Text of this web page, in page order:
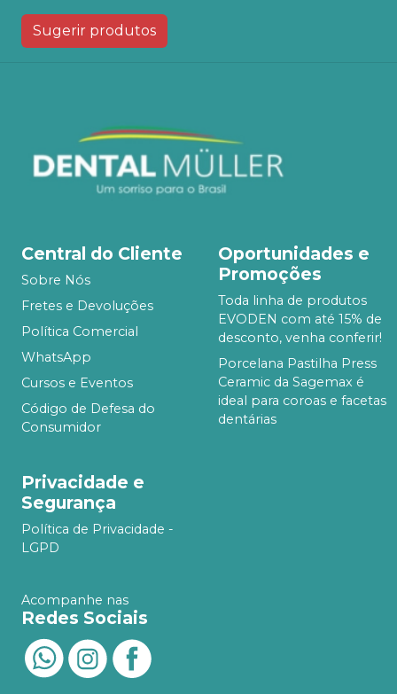
Sugerir produtos
Central do Cliente
Sobre Nós
Fretes e Devoluções
Política Comercial
WhatsApp
Cursos e Eventos
Código de Defesa do
Consumidor
Oportunidades e
Promoções
Toda linha de produtos
EVODEN com até 15% de
desconto, venha conferir!
Porcelana Pastilha Press
Ceramic da Sagemax é
ideal para coroas e facetas
dentárias
Privacidade e
Segurança
Política de Privacidade -
LGPD
Acompanhe nas
Redes Sociais